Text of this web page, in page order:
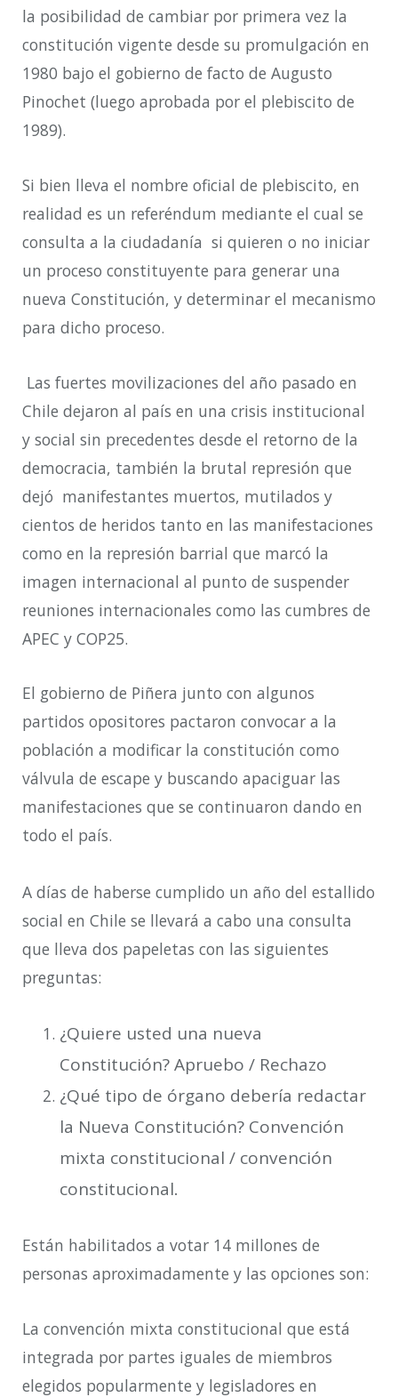
la posibilidad de cambiar por primera vez la
constitución vigente desde su promulgación en
1980 bajo el gobierno de facto de Augusto
Pinochet (luego aprobada por el plebiscito de
1989).
Si bien lleva el nombre oficial de plebiscito, en
realidad es un referéndum mediante el cual se
consulta a la ciudadanía si quieren o no iniciar
un proceso constituyente para generar una
nueva Constitución, y determinar el mecanismo
para dicho proceso.
Las fuertes movilizaciones del año pasado en
Chile dejaron al país en una crisis institucional
y social sin precedentes desde el retorno de la
democracia, también la brutal represión que
dejó manifestantes muertos, mutilados y
cientos de heridos tanto en las manifestaciones
como en la represión barrial que marcó la
imagen internacional al punto de suspender
reuniones internacionales como las cumbres de
APEC y COP25.
El gobierno de Piñera junto con algunos
partidos opositores pactaron convocar a la
población a modificar la constitución como
válvula de escape y buscando apaciguar las
manifestaciones que se continuaron dando en
todo el país.
A días de haberse cumplido un año del estallido
social en Chile se llevará a cabo una consulta
que lleva dos papeletas con las siguientes
preguntas:
¿Quiere usted una nueva
Constitución? Apruebo / Rechazo
¿Qué tipo de órgano debería redactar
la Nueva Constitución? Convención
mixta constitucional / convención
constitucional.
Están habilitados a votar 14 millones de
personas aproximadamente y las opciones son:
La convención mixta constitucional que está
integrada por partes iguales de miembros
elegidos popularmente y legisladores en